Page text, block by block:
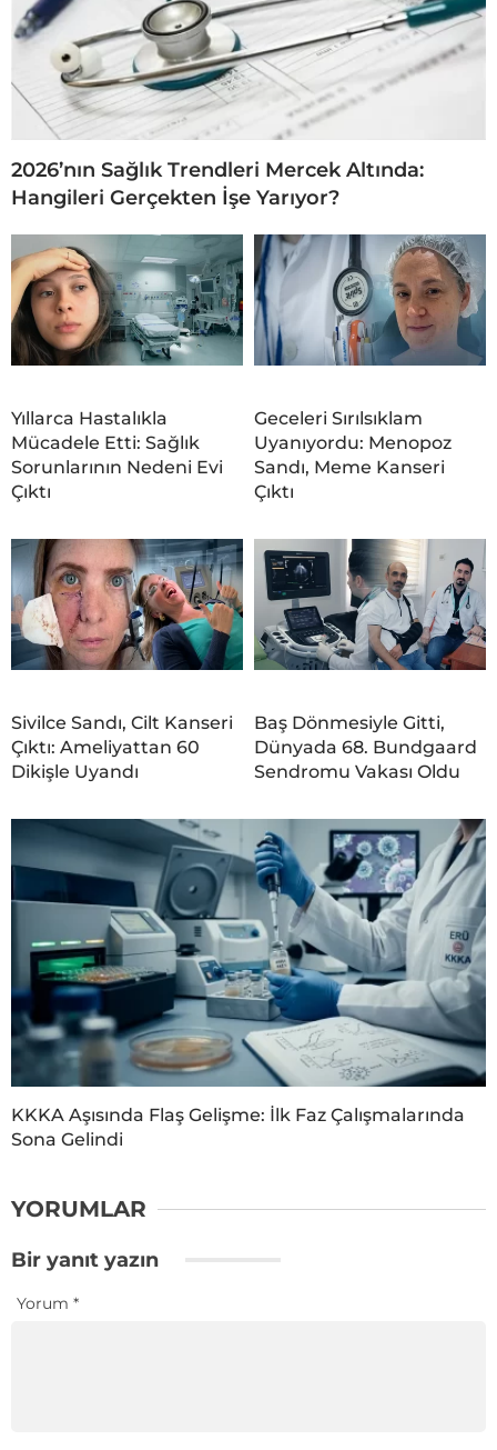
2026’nın Sağlık Trendleri Mercek Altında:
Hangileri Gerçekten İşe Yarıyor?
Yıllarca Hastalıkla
Mücadele Etti: Sağlık
Sorunlarının Nedeni Evi
Çıktı
Geceleri Sırılsıklam
Uyanıyordu: Menopoz
Sandı, Meme Kanseri
Çıktı
Sivilce Sandı, Cilt Kanseri
Çıktı: Ameliyattan 60
Dikişle Uyandı
Baş Dönmesiyle Gitti,
Dünyada 68. Bundgaard
Sendromu Vakası Oldu
KKKA Aşısında Flaş Gelişme: İlk Faz Çalışmalarında
Sona Gelindi
YORUMLAR
Bir yanıt yazın
Yorum *